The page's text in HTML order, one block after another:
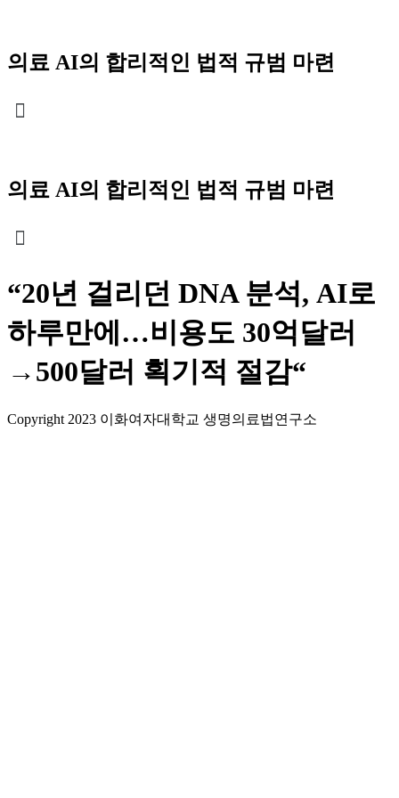
content
의료 AI의 합리적인 법적 규범 마련
Menu
의료 AI의 합리적인 법적 규범 마련
“20년 걸리던 DNA 분석, AI로
하루만에…비용도 30억달러
→500달러 획기적 절감“
Copyright 2023 이화여자대학교 생명의료법연구소